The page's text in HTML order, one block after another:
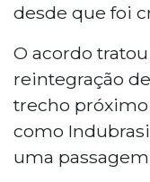
desde que foi
O acordo
reintegração
trecho
como
uma